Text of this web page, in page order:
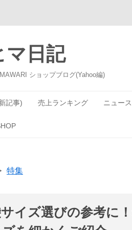
マ日記
ショップブログ(Yahoo編)
記事) 売上ランキング ニュース
特集
イズ選びの参考に